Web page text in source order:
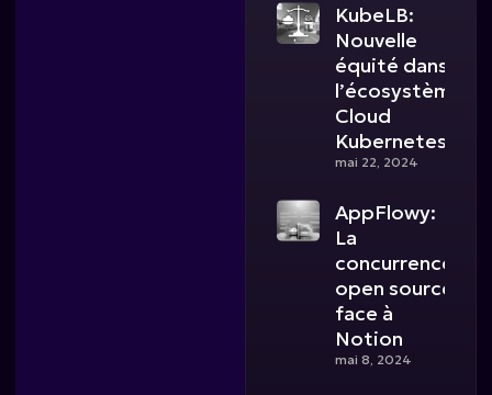
KubeLB:
Nouvelle
équité dans
l’écosystème
Cloud
Kubernetes
mai 22, 2024
AppFlowy:
La
concurrence
open source
face à
Notion
mai 8, 2024